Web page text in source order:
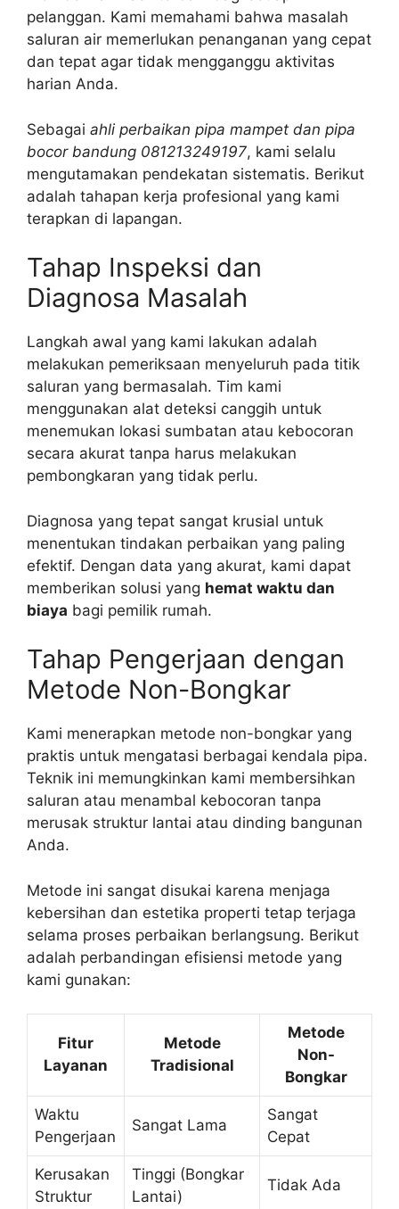
pelanggan. Kami memahami bahwa masalah
saluran air memerlukan penanganan yang cepat
dan tepat agar tidak mengganggu aktivitas
harian Anda.
Sebagai ahli perbaikan pipa mampet dan pipa
bocor bandung 081213249197, kami selalu
mengutamakan pendekatan sistematis. Berikut
adalah tahapan kerja profesional yang kami
terapkan di lapangan.
Tahap Inspeksi dan
Diagnosa Masalah
Langkah awal yang kami lakukan adalah
melakukan pemeriksaan menyeluruh pada titik
saluran yang bermasalah. Tim kami
menggunakan alat deteksi canggih untuk
menemukan lokasi sumbatan atau kebocoran
secara akurat tanpa harus melakukan
pembongkaran yang tidak perlu.
Diagnosa yang tepat sangat krusial untuk
menentukan tindakan perbaikan yang paling
efektif. Dengan data yang akurat, kami dapat
memberikan solusi yang hemat waktu dan
biaya bagi pemilik rumah.
Tahap Pengerjaan dengan
Metode Non-Bongkar
Kami menerapkan metode non-bongkar yang
praktis untuk mengatasi berbagai kendala pipa.
Teknik ini memungkinkan kami membersihkan
saluran atau menambal kebocoran tanpa
merusak struktur lantai atau dinding bangunan
Anda.
Metode ini sangat disukai karena menjaga
kebersihan dan estetika properti tetap terjaga
selama proses perbaikan berlangsung. Berikut
adalah perbandingan efisiensi metode yang
kami gunakan:
Fitur
Layanan
Metode
Tradisional
Metode
Non-
Bongkar
Waktu
Pengerjaan
Sangat Lama
Sangat
Cepat
Kerusakan
Struktur
Tinggi (Bongkar
Lantai)
Tidak Ada